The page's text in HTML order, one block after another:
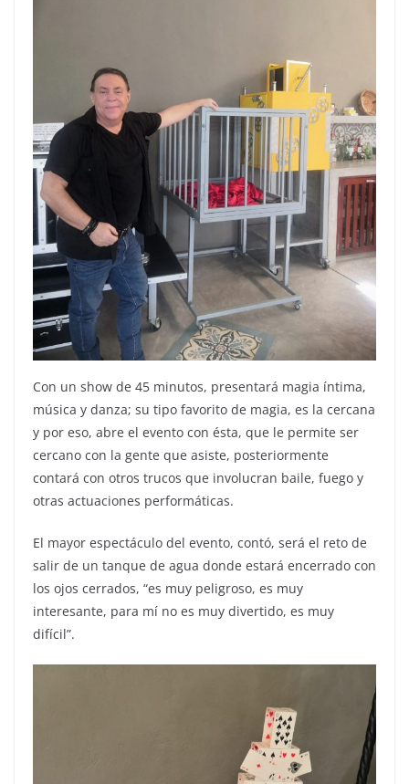
Con un show de 45 minutos, presentará magia íntima,
música y danza; su tipo favorito de magia, es la cercana
y por eso, abre el evento con ésta, que le permite ser
cercano con la gente que asiste, posteriormente
contará con otros trucos que involucran baile, fuego y
otras actuaciones performáticas.
El mayor espectáculo del evento, contó, será el reto de
salir de un tanque de agua donde estará encerrado con
los ojos cerrados, “es muy peligroso, es muy
interesante, para mí no es muy divertido, es muy
difícil”.